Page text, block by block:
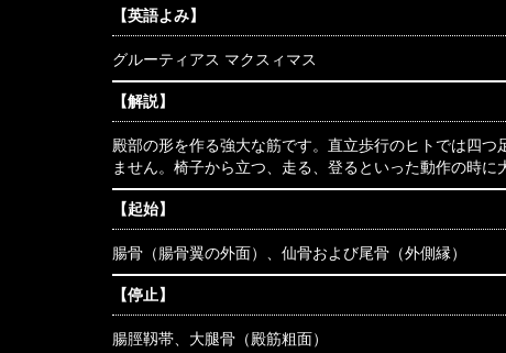
【英語よみ】
グルーティアス マクスィマス
【解説】
殿部の形を作る強大な筋です。直立歩行のヒトでは四
ません。椅子から立つ、走る、登るといった動作の時に
【起始】
腸骨（腸骨翼の外面）、仙骨および尾骨（外側縁）
【停止】
腸脛靱帯、大腿骨（殿筋粗面）